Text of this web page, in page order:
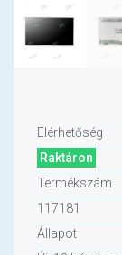
Elérhetőség
Raktáron
Termékszám
117181
Állapot